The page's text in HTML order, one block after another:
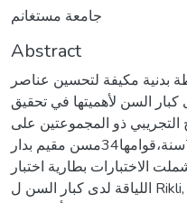
جامعة مستغانم
Abstract
بدنية مكيفة لتحسين عناصر
كبار السن لأهميتها في تحقيق
التجريبي ذو المجموعتين على
عينة من كبار السن رجال60-70سنة،قوامها34مسن مقيم بدار
الاختبارات بطارية اختبار
اللياقة لدى كبار السن ل Rikli, C. Jessie Jones and Roberta E.